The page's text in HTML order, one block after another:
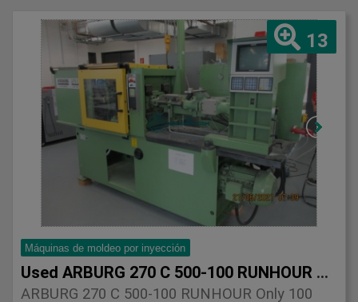
13
Máquinas de moldeo por inyección
Used ARBURG 270 C 500-100 RUNHOUR Only 100
ARBURG 270 C 500-100 RUNHOUR Only 100